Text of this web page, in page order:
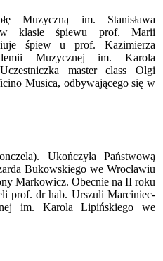
Muzyczną im. Stanisława
klasie śpiewu prof. Marii
śpiew u prof. Kazimierza
Muzycznej im. Karola
master class Olgi
Musica, odbywającego się w
Ukończyła Państwową
Bukowskiego we Wrocławiu
Markowicz. Obecnie na II roku
prof. dr hab. Urszuli Marciniec-
im. Karola Lipińskiego we